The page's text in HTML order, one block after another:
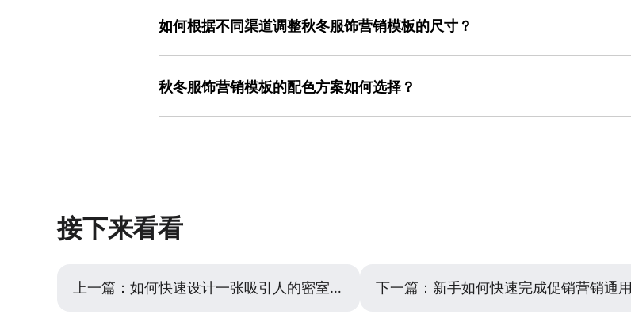
搭”“户外保暖”，增强代入感；利益点需明确折扣或赠品，如“满500减100”“买一送一”；行动按钮
速上手。
如何根据不同渠道调整秋冬服饰营销模板的尺寸？
素（竖版），避免被聊天框遮挡；线下海报需根据打印尺寸调整分辨率（如A3海报需
秋冬服饰营销模板的配色方案如何选择？
接下来看看
上一篇： 如何快速设计一张吸引人的密室逃脱活动主视觉图？ 下一篇： 新手如何快速完成促销营销通用海报设计？